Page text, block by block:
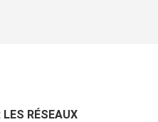
RÉSEAUX